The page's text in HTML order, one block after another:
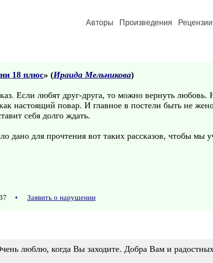
Авторы Произведения Рецензии
18 плюс» (Ираида Мельникова)
Если любят друг-друга, то можно вернуть
настоящий повар. И главное в постели быть не
себя долго ждать.
дано для прочтения вот таких рассказов, чтобы
• Заявить о нарушении
люблю, когда Вы заходите. Добра Вам и